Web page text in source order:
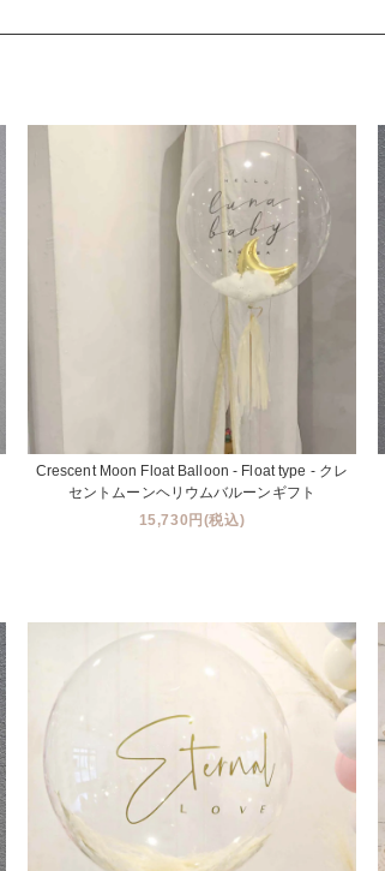
Crescent Moon Float Balloon - Float type - クレ
セントムーンヘリウムバルーンギフト
15,730円(税込)